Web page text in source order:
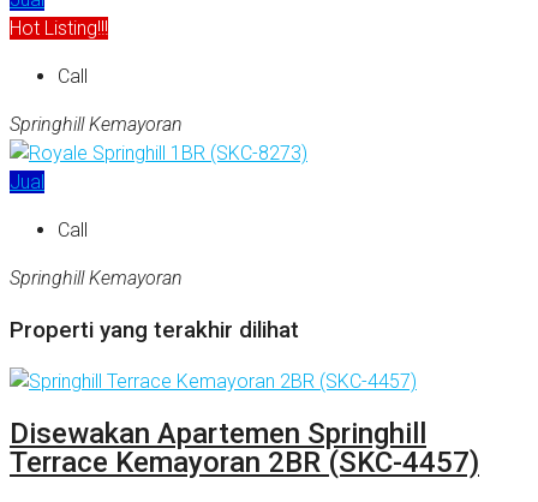
Hot Listing!!!
Call
Springhill Kemayoran
Jual
Call
Springhill Kemayoran
Properti yang terakhir dilihat
Disewakan Apartemen Springhill
Terrace Kemayoran 2BR (SKC-4457)